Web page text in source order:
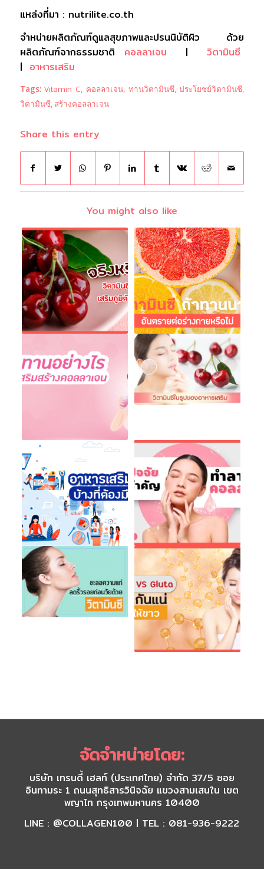
แหล่งที่มา : nutrilite.co.th
จำหน่ายผลิตภัณฑ์ดูแลสุขภาพและปรนนิบัติผิว ด้วย
ผลิตภัณฑ์จากธรรมชาติ คอลลาเจน |วิตามินซี
| อาหารเสริม
Tags: Vitamin C, คอลลาเจน, ทานวิตามินซี,ประโยชย์วิตามินซี,
วิตามินซี, สร้างคอลลาเจน
Share this entry
You might also like
จัดจำหน่ายโดย:
บริษัท เทรนดี้ เฮลท์ (ประเทศไทย) จำกัด 37/5 ซอย
อินทามระ 1 ถนนสุทธิสารวินิจฉัย แขวงสามเสนใน เขต
พญาไท กรุงเทพมหานคร 10400
LINE : @COLLAGEN100 | TEL : 081-936-9222